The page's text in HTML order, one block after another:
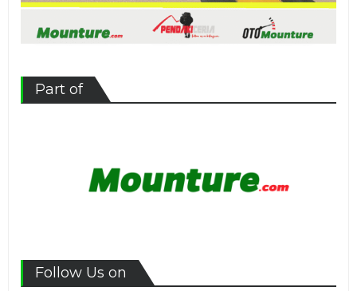
Part of
Follow Us on